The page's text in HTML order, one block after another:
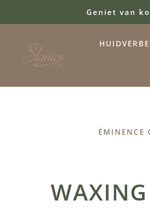
Geniet van
ÉMINENCE
WAXING